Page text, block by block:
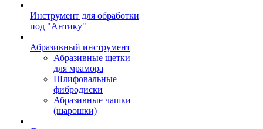
Инструмент для обработки
под "Антику"
Абразивный инструмент
Абразивные щетки
для мрамора
Шлифовальные
фибродиски
Абразивные чашки
(шарошки)